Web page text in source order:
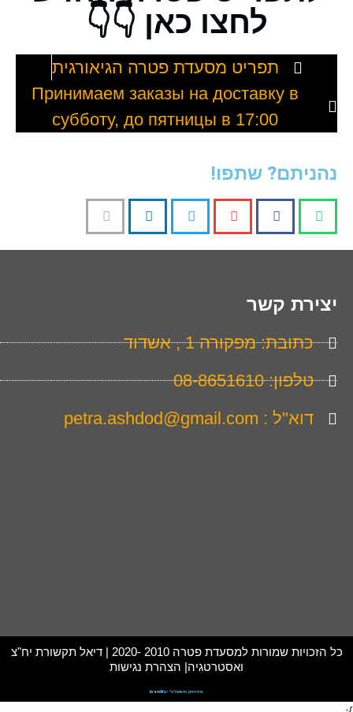
לחצו כאן 👇👇
תפריט מסעדת פטרה הגיאורגית
Принимаем заказы на доставку в
субботу, до пятницы в 17:00
נהניתם? שתפו!
יצירת קשר
כתובת: מפקורה 1 , אשדוד
טלפון: 08-8651610
דוא"ל : petra.ashdod@gmail.com
כל הזכויות שמורות למסעדת פטרה 2010 -2020 | דיאל תקשורת יח"צ
ואסטרטגיה| הצהרת נגישות
מתוחזק ומופעל ע"י brand4u